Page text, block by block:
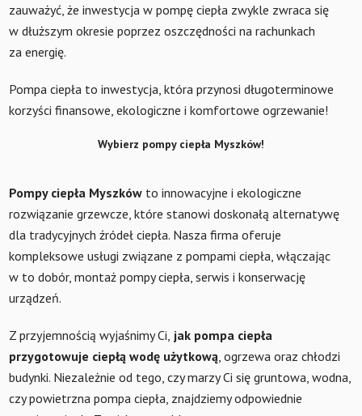
zauważyć, że inwestycja w pompę ciepła zwykle zwraca się
w dłuższym okresie poprzez oszczędności na rachunkach
za energię.
Pompa ciepła to inwestycja, która przynosi długoterminowe
korzyści finansowe, ekologiczne i komfortowe ogrzewanie!
Wybierz pompy ciepła Myszków!
Pompy ciepła Myszków to innowacyjne i ekologiczne
rozwiązanie grzewcze, które stanowi doskonałą alternatywę
dla tradycyjnych źródeł ciepła. Nasza firma oferuje
kompleksowe usługi związane z pompami ciepła, włączając
w to dobór, montaż pompy ciepła, serwis i konserwację
urządzeń.
Z przyjemnością wyjaśnimy Ci, jak pompa ciepła
przygotowuje ciepłą wodę użytkową , ogrzewa oraz chłodzi
budynki. Niezależnie od tego, czy marzy Ci się gruntowa, wodna,
czy powietrzna pompa ciepła, znajdziemy odpowiednie